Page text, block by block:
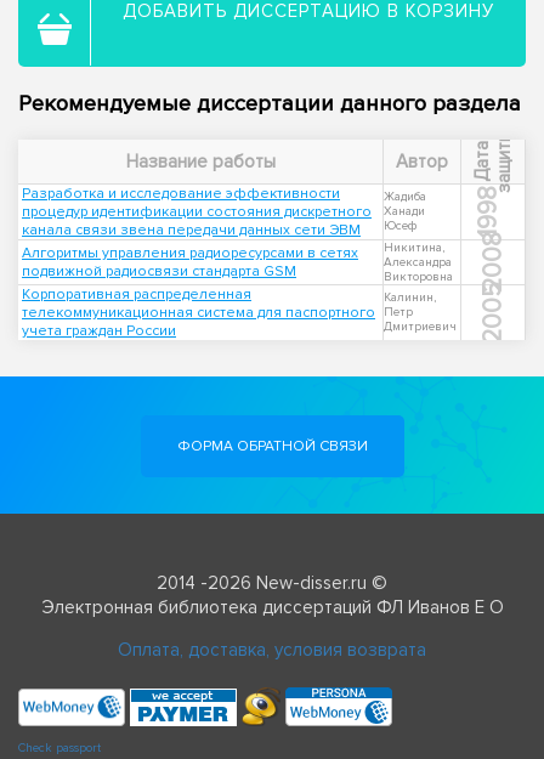
ДОБАВИТЬ ДИССЕРТАЦИЮ В КОРЗИНУ
Рекомендуемые диссертации данного раздела
Название работы Автор Д
а
т
а
з
а
щ
и
т ы
Разработка и исследование эффективности
процедур идентификации состояния дискретного
канала связи звена передачи данных сети ЭВМ
Жадиба
Ханади
Юсеф
1998
Алгоритмы управления радиоресурсами в сетях
подвижной радиосвязи стандарта GSM
Никитина,
Александра
Викторовна
2008
Корпоративная распределенная
телекоммуникационная система для паспортного
учета граждан России
Калинин,
Петр
Дмитриевич
2005
ФОРМА ОБРАТНОЙ СВЯЗИ
2014 -2026 New-disser.ru ©
Электронная библиотека диссертаций ФЛ Иванов Е О
Оплата, доставка, условия возврата
Check passport